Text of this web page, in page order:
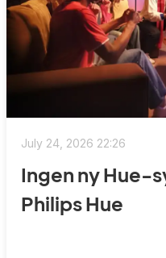
July 24, 2026 22:26
Ingen ny Hue-
Philips Hue